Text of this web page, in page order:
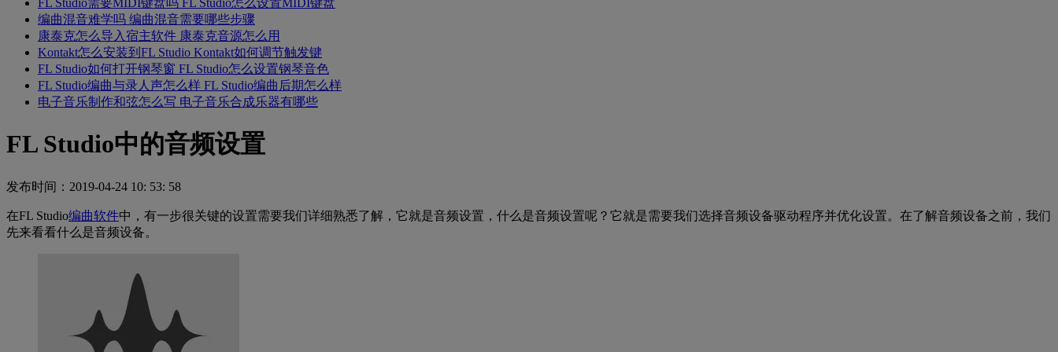
FL Studio需要MIDI键盘吗 FL Studio怎么设置MIDI键盘
编曲混音难学吗 编曲混音需要哪些步骤
康泰克怎么导入宿主软件 康泰克音源怎么用
Kontakt怎么安装到FL Studio Kontakt如何调节触发键
FL Studio如何打开钢琴窗 FL Studio怎么设置钢琴音色
FL Studio编曲与录人声怎么样 FL Studio编曲后期怎么样
电子音乐制作和弦怎么写 电子音乐合成乐器有哪些
FL Studio中的音频设置
发布时间：2019-04-24 10: 53: 58
在FL Studio编曲软件中，有一步很关键的设置需要我们详细熟悉了解，它就是音频设置，什么是音频设置呢？它就是需要我们选择音频设备驱动程序并优化设置。在了解音频设备之前，我们
先来看看什么是音频设备。